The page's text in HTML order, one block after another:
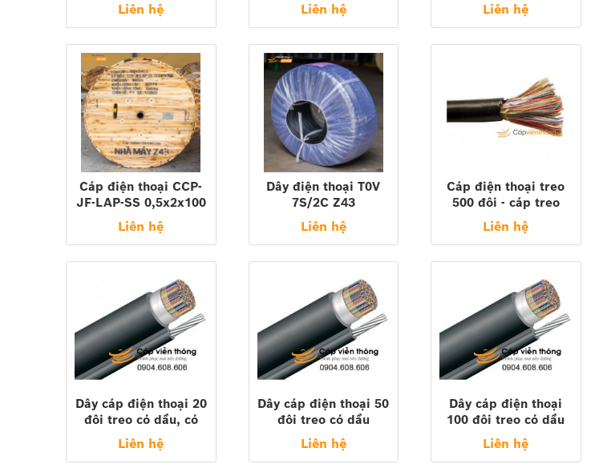
Cáp điện thoại cống
Cáp thuê bao điện thoại
Vật tư thoại
Đối Tác Lớn Của Chúng Tôi
AMP|Sino|Alantek | NEXANS
Share:
Z43, vinacap, PCM..)
Liên hệ
Vinacap
Liên hệ Liên hệ
Cáp điện thoại CCP-
JF-LAP-SS 0,5x2x100
Z43
Liên hệ
Dây điện thoại T0V
7S/2C Z43
Liên hệ
Cáp điện thoại treo
500 đôi - cáp treo
ngoài trời
Liên hệ
Dây cáp điện thoại 20
đôi treo có dầu, có
dây chịu lực 20x2x0,5
( Sacom, Z43,
vinacap, PCM..)
Liên hệ
Dây cáp điện thoại 50
đôi treo có dầu
50x2x0,5 ( Sacom,
Z43, vinacap, PCM..)
Liên hệ
Dây cáp điện thoại
100 đôi treo có dầu
100x2x0,5 ( Sacom,
Z43, vinacap, PCM..)
Liên hệ